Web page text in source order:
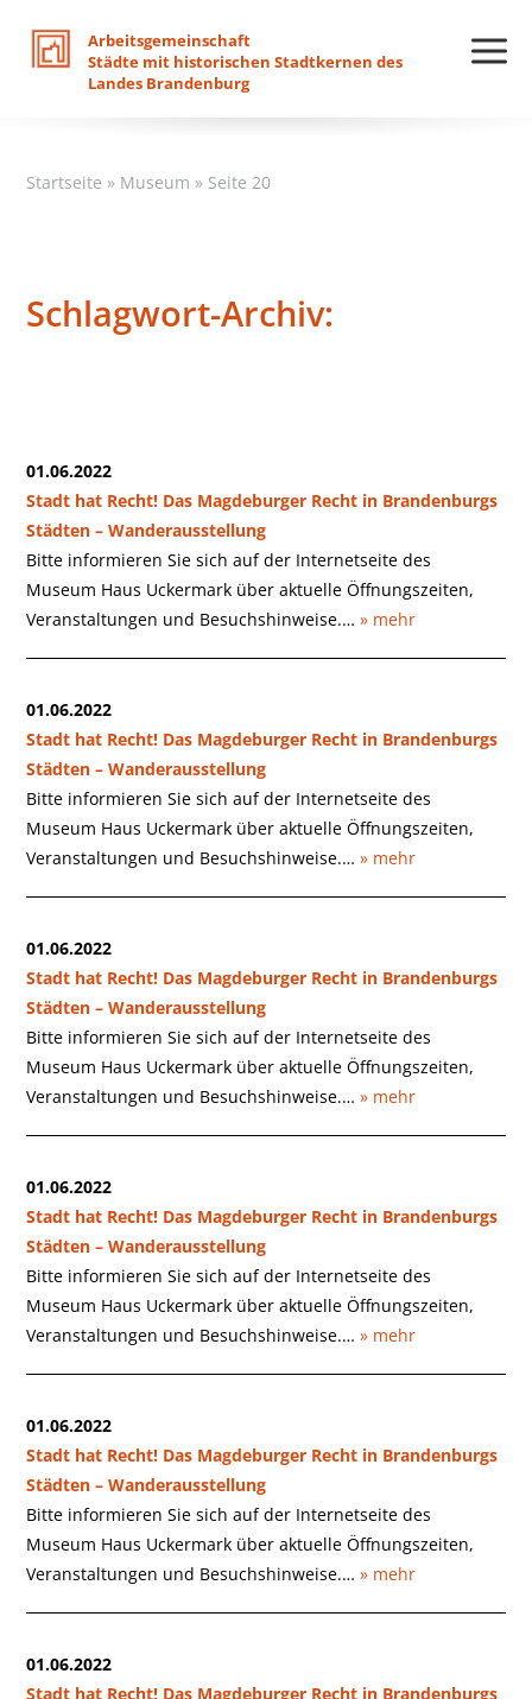
Arbeitsgemeinschaft
Städte mit historischen Stadtkernen des
Landes Brandenburg
Startseite » Museum » Seite 20
Schlagwort-Archiv:
01.06.2022
Stadt hat Recht! Das Magdeburger Recht in Brandenburgs
Städten – Wanderausstellung
Bitte informieren Sie sich auf der Internetseite des
Museum Haus Uckermark über aktuelle Öffnungszeiten,
Veranstaltungen und Besuchshinweise.…» mehr
01.06.2022
Stadt hat Recht! Das Magdeburger Recht in Brandenburgs
Städten – Wanderausstellung
Bitte informieren Sie sich auf der Internetseite des
Museum Haus Uckermark über aktuelle Öffnungszeiten,
Veranstaltungen und Besuchshinweise.…» mehr
01.06.2022
Stadt hat Recht! Das Magdeburger Recht in Brandenburgs
Städten – Wanderausstellung
Bitte informieren Sie sich auf der Internetseite des
Museum Haus Uckermark über aktuelle Öffnungszeiten,
Veranstaltungen und Besuchshinweise.…» mehr
01.06.2022
Stadt hat Recht! Das Magdeburger Recht in Brandenburgs
Städten – Wanderausstellung
Bitte informieren Sie sich auf der Internetseite des
Museum Haus Uckermark über aktuelle Öffnungszeiten,
Veranstaltungen und Besuchshinweise.…» mehr
01.06.2022
Stadt hat Recht! Das Magdeburger Recht in Brandenburgs
Städten – Wanderausstellung
Bitte informieren Sie sich auf der Internetseite des
Museum Haus Uckermark über aktuelle Öffnungszeiten,
Veranstaltungen und Besuchshinweise.…» mehr
01.06.2022
Stadt hat Recht! Das Magdeburger Recht in Brandenburgs